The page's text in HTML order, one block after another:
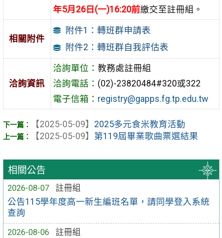
相關公告
2026-08-07
註冊組
公告115學年度高一新生編班名單，請同學登入系統
查詢
2026-08-06
註冊組
年5月26日(一)16:20前繳交至註冊組。
相關附件
附件1：轉班群申請表
附件2：轉班群自我評估表
洽詢資訊
洽詢單位： 教務處註冊組
洽詢電話： (02)-23820484#320或322
電子信箱： registry@gapps.fg.tp.edu.tw
【2025-05-09】 2025多元食米教育活動
【2025-05-09】 第119屆畢業歌曲票選結果